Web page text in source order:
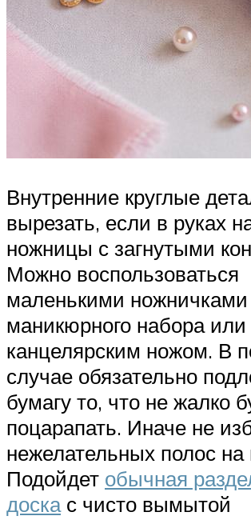
Внутренние круглые
вырезать, если в руках
ножницы с загнутыми
Можно воспользоваться
маленькими ножничками
маникюрного набора или
канцелярским ножом. В
случае обязательно
бумагу то, что не жалко
поцарапать. Иначе не
нежелательных полос
Подойдет обычная
доскас чисто вымытой